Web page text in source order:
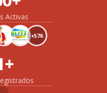
Activas
+576